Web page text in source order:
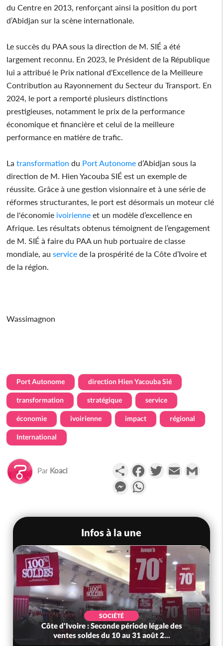
du Centre en 2013, renforçant ainsi la position du port
d’Abidjan sur la scène internationale.
Le succès du PAA sous la direction de M. SIÉ a été
largement reconnu. En 2023, le Président de la République
lui a attribué le Prix national d'Excellence de la Meilleure
Contribution au Rayonnement du Secteur du Transport. En
2024, le port a remporté plusieurs distinctions
prestigieuses, notamment le prix de la performance
économique et financière et celui de la meilleure
performance en matière de trafic.
La transformation du Port Autonome d’Abidjan sous la
direction de M. Hien Yacouba SIÉ est un exemple de
réussite. Grâce à une gestion visionnaire et à une série de
réformes structurantes, le port est désormais un moteur clé
de l'économie ivoirienne et un modèle d’excellence en
Afrique. Les résultats obtenus témoignent de l’engagement
de M. SIÉ à faire du PAA un hub portuaire de classe
mondiale, au service de la prospérité de la Côte d’Ivoire et
de la région.
Wassimagnon
Port Autonome direction Hien Yacouba Sié
transformation stratégique service
économie ivoirienne impact régional
International
Par Koaci PartagerFacebookTwitterEmail
Messenger
Infos à la une
SOCIÉTÉ
Côte d'Ivoire : Seconde période légale des
ventes soldes du 10 au 31 août 2...